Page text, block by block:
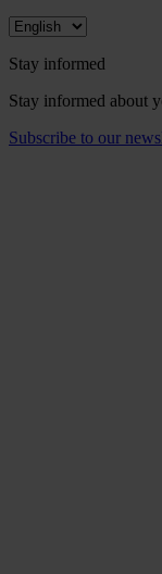
Stay informed
Stay informed about
Subscribe to our